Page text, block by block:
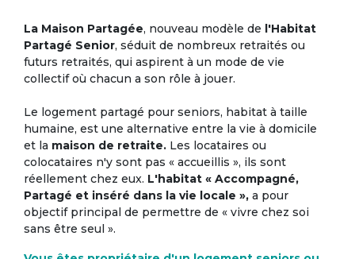
La Maison Partagée, nouveau modèle de l'Habitat
Partagé Senior, séduit de nombreux retraités ou
futurs retraités, qui aspirent à un mode de vie
collectif où chacun a son rôle à jouer.
Le logement partagé pour seniors, habitat à taille
humaine, est une alternative entre la vie à domicile
et la maison de retraite. Les locataires ou
colocataires n'y sont pas « accueillis », ils sont
réellement chez eux. L'habitat « Accompagné,
Partagé et inséré dans la vie locale », a pour
objectif principal de permettre de « vivre chez soi
sans être seul ».